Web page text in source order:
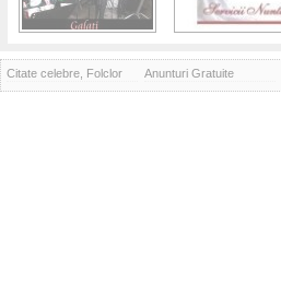
Citate celebre, Folclor Anunturi Gratuite